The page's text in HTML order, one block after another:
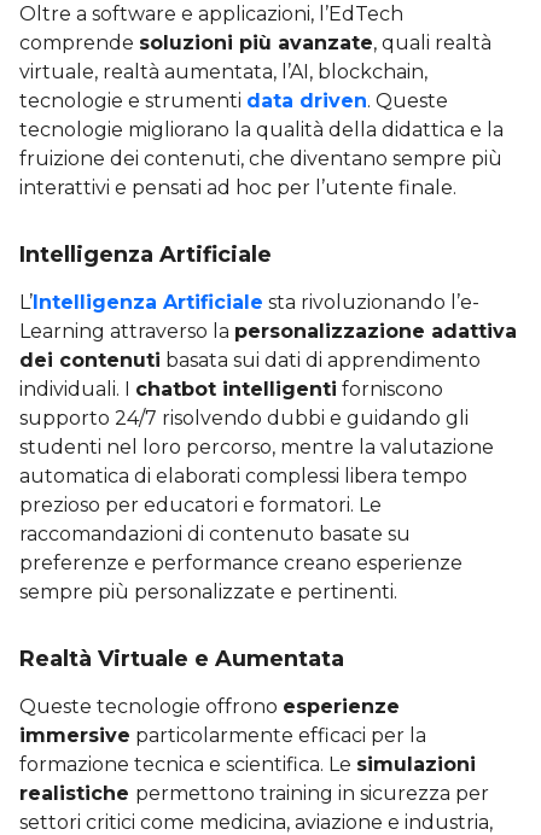
Oltre a software e applicazioni, l’EdTech
comprende soluzioni più avanzate, quali realtà
virtuale, realtà aumentata, l’AI, blockchain,
tecnologie e strumenti data driven. Queste
tecnologie migliorano la qualità della didattica e la
fruizione dei contenuti, che diventano sempre più
interattivi e pensati ad hoc per l’utente finale.
Intelligenza Artificiale
L’Intelligenza Artificiale sta rivoluzionando l’e-
Learning attraverso la personalizzazione adattiva
dei contenuti basata sui dati di apprendimento
individuali. I chatbot intelligenti forniscono
supporto 24/7 risolvendo dubbi e guidando gli
studenti nel loro percorso, mentre la valutazione
automatica di elaborati complessi libera tempo
prezioso per educatori e formatori. Le
raccomandazioni di contenuto basate su
preferenze e performance creano esperienze
sempre più personalizzate e pertinenti.
Realtà Virtuale e Aumentata
Queste tecnologie offrono esperienze
immersive particolarmente efficaci per la
formazione tecnica e scientifica. Le simulazioni
realistiche permettono training in sicurezza per
settori critici come medicina, aviazione e industria,